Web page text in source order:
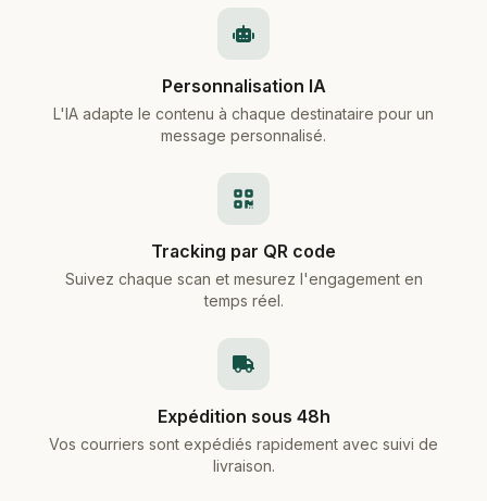
Personnalisation IA
L'IA adapte le contenu à chaque destinataire pour un
message personnalisé.
Tracking par QR code
Suivez chaque scan et mesurez l'engagement en
temps réel.
Expédition sous 48h
Vos courriers sont expédiés rapidement avec suivi de
livraison.